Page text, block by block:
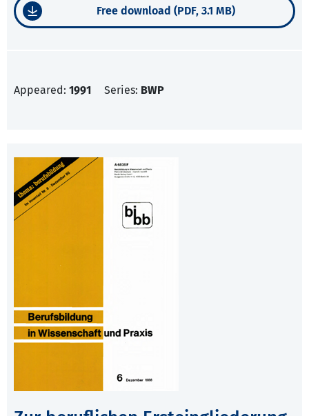
Free download (PDF, 3.1 MB)
Appeared: 1991 Series: BWP